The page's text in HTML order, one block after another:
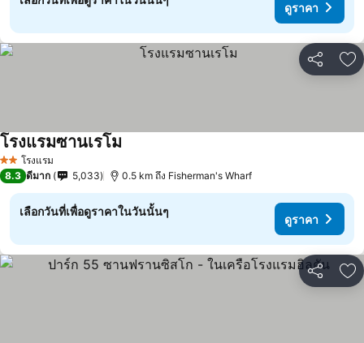
ดูราคา
แชร์ เ
2 ดาวโรงแรม
โรงแรมซานเรโม
8.3 ดีมาก 5,033 0.5 km ถึง Fisherman's Wharf
เลือกวันที่เพื่อดูราคาในวันนั้นๆ
ดูราคา
แชร์ เ